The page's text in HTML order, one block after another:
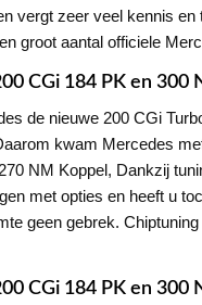
vergt zeer veel kennis
groot aantal officiele
CGi 184 PK en 300
de nieuwe 200 CGi
kwam Mercedes
NM Koppel, Dankzij
met opties en heeft u
geen gebrek.
CGi 184 PK en